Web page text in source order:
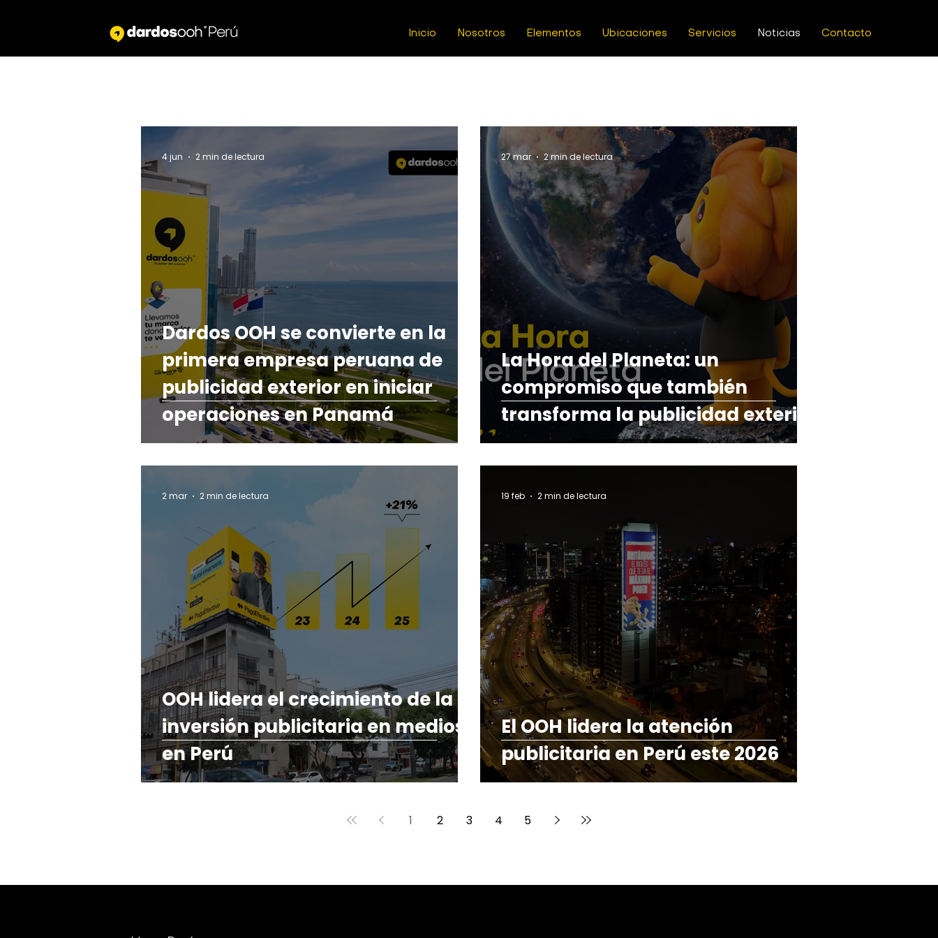
Inicio Nosotros Elementos Ubicaciones Servicios Noticias Contacto
Dardos OOH se convierte en la
primera empresa peruana de
publicidad exterior en iniciar
operaciones en Panamá
4 jun 2 min de lectura
La Hora del Planeta: un
compromiso que también
transforma la publicidad exterior
27 mar 2 min de lectura
OOH lidera el crecimiento de la
inversión publicitaria en medios
en Perú
2 mar 2 min de lectura
El OOH lidera la atención
publicitaria en Perú este 2026
19 feb 2 min de lectura
1 2 3 4 5